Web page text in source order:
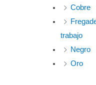
Cobre
trabajo
Negro
Oro